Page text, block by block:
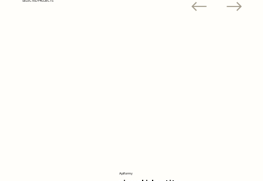
SELECTED PROJECTS
Apiformy